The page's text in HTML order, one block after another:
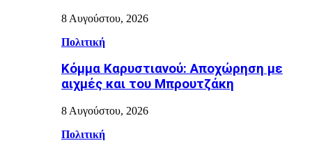
8 Αυγούστου, 2026
Πολιτική
Κόμμα Καρυστιανού: Αποχώρηση με
αιχμές και του Μπρουτζάκη
8 Αυγούστου, 2026
Πολιτική